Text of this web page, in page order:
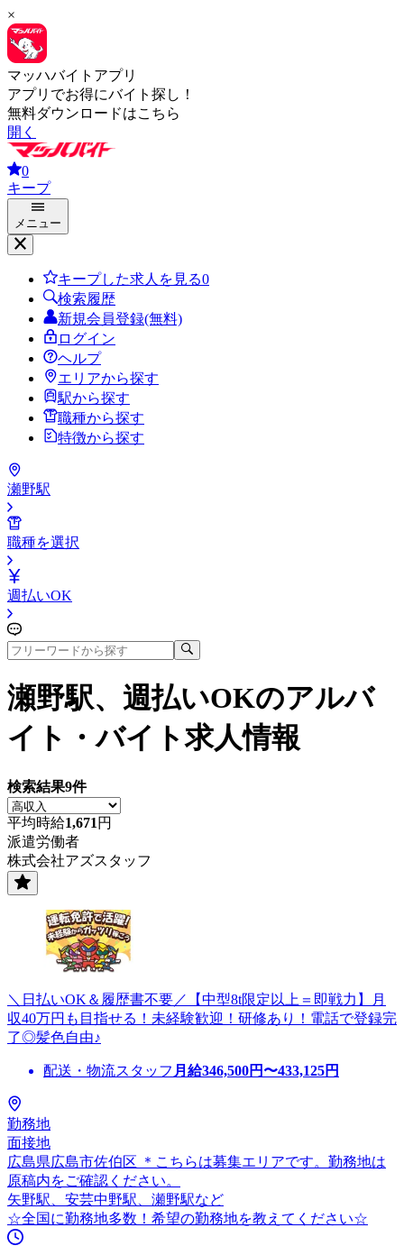
×
マッハバイトアプリ
アプリでお得にバイト探し！
無料ダウンロードはこちら
開く
0
キープ
メニュー
キープした求人を見る0
検索履歴
新規会員登録(無料)
ログイン
ヘルプ
エリアから探す
駅から探す
職種から探す
特徴から探す
瀬野駅
職種を選択
週払いOK
瀬野駅、週払いOKのアルバ
イト・バイト求人情報
検索結果9件
平均時給1,671 円
派遣労働者
株式会社アズスタッフ
＼日払いOK＆履歴書不要／【中型8t限定以上＝即戦力】月
収40万円も目指せる！未経験歓迎！研修あり！電話で登録完
了◎髪色自由♪
配送・物流スタッフ 月給346,500円〜433,125円
勤務地
面接地
広島県広島市佐伯区 ＊こちらは募集エリアです。勤務地は
原稿内をご確認ください。
矢野駅、安芸中野駅、瀬野駅など
☆全国に勤務地多数！希望の勤務地を教えてください☆